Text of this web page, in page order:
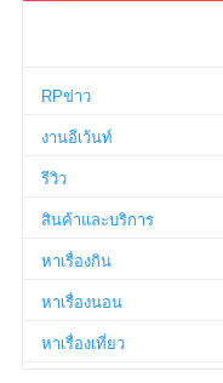
RPข่าว
งานอีเว้นท์
รีวิว
สินค้าและบริการ
หาเรื่องกิน
หาเรื่องนอน
หาเรื่องเที่ยว